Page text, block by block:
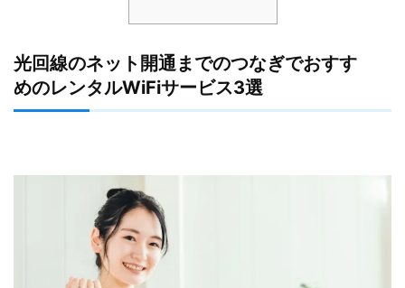
光回線のネット開通までのつなぎでおすす
めのレンタルWiFiサービス3選